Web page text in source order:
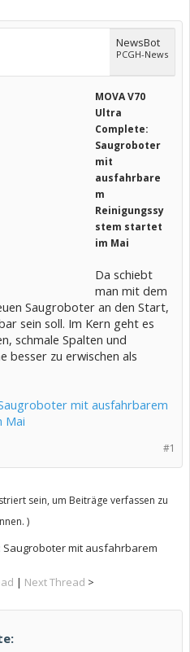
NewsBot
PCGH-News
MOVA V70
Ultra
Complete:
Saugroboter
mit
ausfahrbare
m
Reinigungssy
stem startet
im Mai
Da schiebt
man mit dem
Saugroboter an den Start,
sein soll. Im Kern geht es
schmale Spalten und
besser zu erwischen als
mit ausfahrbarem
Mai
#1
sein, um Beiträge verfassen zu
)
Saugroboter mit ausfahrbarem
| Next Thread >